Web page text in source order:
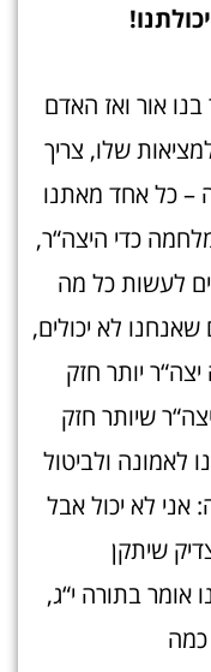
אור ואז האדם
שלו, צריך
– כל אחד מאתנו
כדי היצה“ר,
לעשות כל מה
לא יכולים,
יותר חזק
שיותר חזק
לאמונה ולביטול
אני לא יכול אבל
שיתקן
אומר בתורה י“ג,
כמה